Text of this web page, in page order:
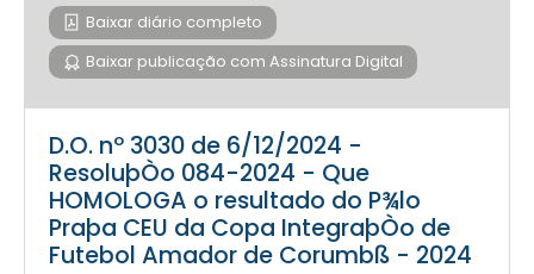
Baixar diário completo
Baixar publicação com Assinatura Digital
D.O. nº 3030 de 6/12/2024 -
ResoluþÒo 084-2024 - Que
HOMOLOGA o resultado do P¾lo
Praþa CEU da Copa IntegraþÒo de
Futebol Amador de Corumbß - 2024